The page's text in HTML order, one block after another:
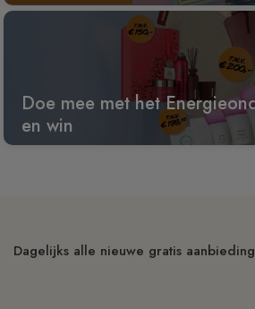
Doe mee met het
en win
Dagelijks alle nieuwe gratis